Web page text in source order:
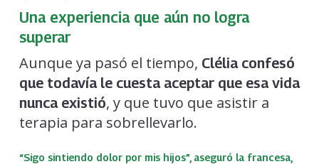
Una experiencia que aún no logra
superar
Aunque ya pasó el tiempo, Clélia confesó
que todavía le cuesta aceptar que esa vida
nunca existió, y que tuvo que asistir a
terapia para sobrellevarlo.
“Sigo sintiendo dolor por mis hijos”, aseguró la francesa,